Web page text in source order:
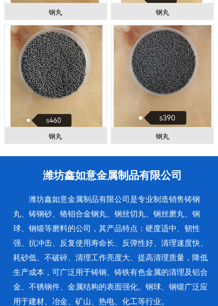
钢丸 钢丸
钢丸 钢丸
潍坊鑫如意金属制品有限公司
潍坊鑫如意金属制品有限公司是专业制造销售铸钢
丸、铸钢砂、铬钼合金钢丸、钢丝切丸、钢丝磨丸、钢
球、钢锻等磨料的公司，其产品特点：硬度适中、韧性
强、抗冲击、反复使用寿命长、反弹性好、清理速度快、
耗砂低、不破碎、清理工作亮度大、提高清理质量，降低
生产成本，可广泛用于铸钢、铸铁有色金属的清理及铝合
金、不锈钢件、金属结构的表面强化。钢球、钢锻广泛应
用于建材、冶金、矿山、热电、化工等行业。